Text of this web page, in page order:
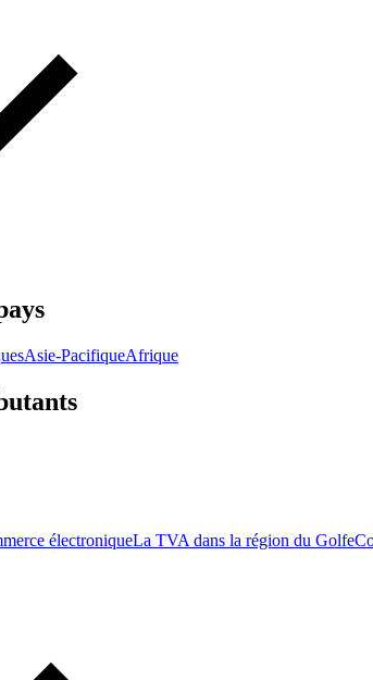
Asie-PacifiqueAfrique
électroniqueLa TVA dans la région du Golfe